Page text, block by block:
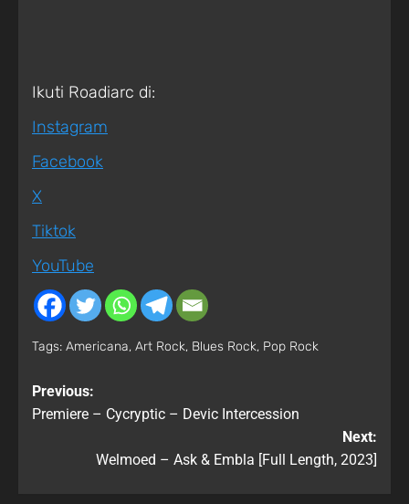
Ikuti Roadiarc di:
Instagram
Facebook
X
Tiktok
YouTube
Tags: Americana, Art Rock, Blues Rock, Pop Rock
Previous:
Premiere – Cycryptic – Devic Intercession
Next:
Welmoed – Ask & Embla [Full Length, 2023]